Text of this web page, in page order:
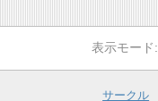
サークル